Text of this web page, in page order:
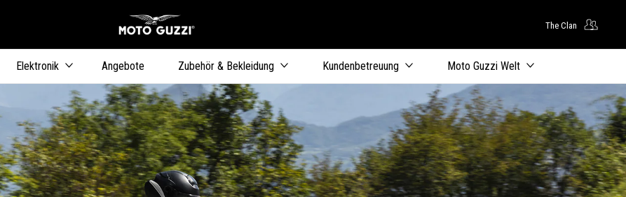
The Clan
Elektronik Angebote Zubehör & Bekleidung Kundenbetreuung Moto Guzzi Welt